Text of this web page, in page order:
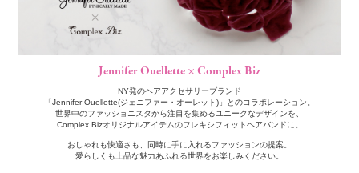
Jennifer Ouellette × Complex Biz
NY発のヘアアクセサリーブランド
「Jennifer Ouellette(ジェニファー・オーレット)」とのコラボレーション。
世界中のファッショニスタから注目を集めるユニークなデザインを、
Complex Bizオリジナルアイテムのフレキシフィットヘアバンドに。
おしゃれも快適さも、同時に手に入れるファッションの提案。
愛らしくも上品な魅力あふれる世界をお楽しみください。